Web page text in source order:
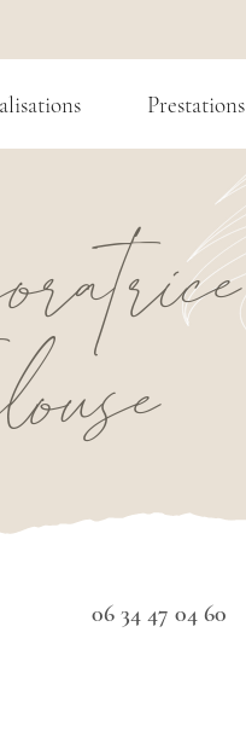
Prestations
06 34 47 04 60